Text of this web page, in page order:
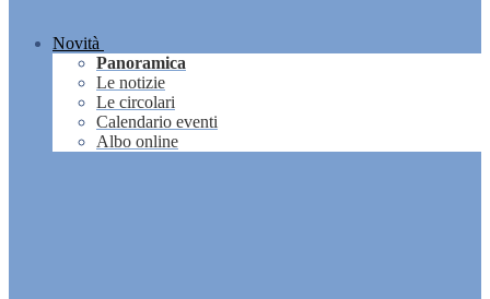
Novità
Panoramica
Le notizie
Le circolari
Calendario eventi
Albo online